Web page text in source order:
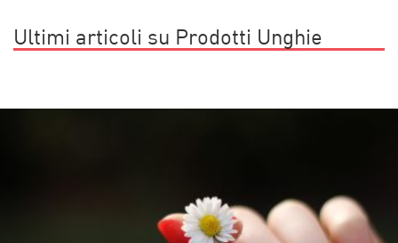
Ultimi articoli su Prodotti Unghie